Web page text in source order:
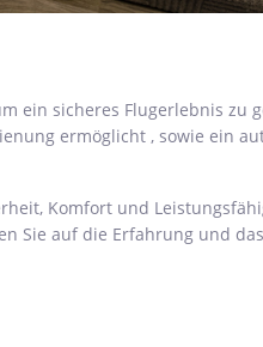
ein sicheres Flugerlebnis zu
ermöglicht , sowie ein
Komfort und
Sie auf die Erfahrung und